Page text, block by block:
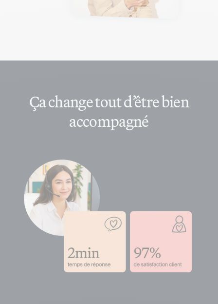
Ça change tout d’être bien
accompagné